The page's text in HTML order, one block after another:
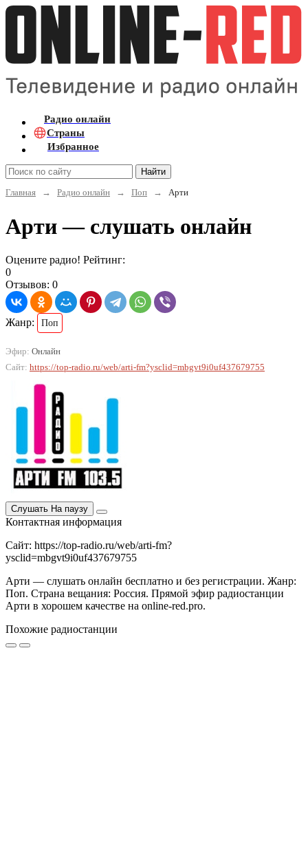
Радио онлайн
Страны
Избранное
Найти
Главная
→ Радио онлайн → Поп → Арти
Арти — слушать онлайн
Оцените радио! Рейтинг:
0
Отзывов: 0
Жанр: Поп
Эфир: Онлайн
Сайт: https://top-radio.ru/web/arti-fm?ysclid=mbgvt9i0uf437679755
Слушать На паузу
Контактная информация
Сайт: https://top-radio.ru/web/arti-fm?
ysclid=mbgvt9i0uf437679755
Арти — слушать онлайн бесплатно и без регистрации. Жанр:
Поп. Страна вещания: Россия. Прямой эфир радиостанции
Арти в хорошем качестве на online-red.pro.
Похожие радиостанции